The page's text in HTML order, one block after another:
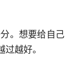
。想要给自己
越好。